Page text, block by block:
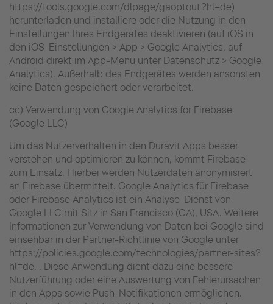
https://tools.google.com/dlpage/gaoptout?hl=de)
herunterladen und installiere oder die Nutzung in den
Einstellungen Ihres Endgerätes deaktivieren (auf iOS in
den iOS-Einstellungen > App > Google Analytics, auf
Android direkt im App-Menü unter Datenschutz > Google
Analytics). Außerhalb des Endgerätes werden ansonsten
keine Daten gespeichert oder verarbeitet.
cc) Verwendung von Google Analytics for Firebase
(Google LLC)
Um das Nutzerverhalten in den Duravit Apps besser
verstehen und optimieren zu können, kommt Firebase
zum Einsatz. Hierbei werden Nutzerdaten anonymisiert
an Firebase übermittelt. Google Analytics für Firebase
oder Firebase Analytics ist ein Analyse-Dienst von
Google LLC mit Sitz in San Francisco (CA), USA. Weitere
Informationen zur Verwendung von Daten bei Google sind
einsehbar in der Partner-Richtlinie von Google unter
https://policies.google.com/technologies/partner-sites?
hl=de. . Diese Anwendung dient dazu eine bessere
Nutzerführung oder eine Auswertung von Fehlerursachen
in den Apps sowie Push-Notifikationen ermöglichen.